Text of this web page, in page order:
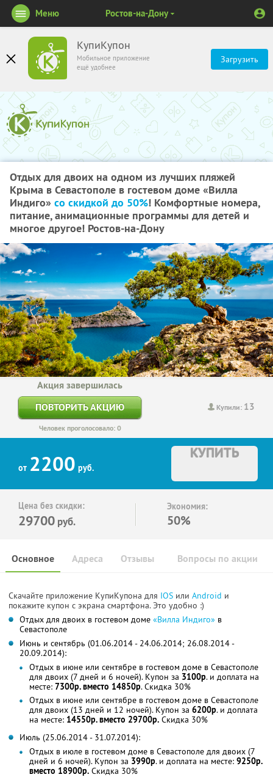
КупиКупон
Мобильное приложение
ещё удобнее
Загрузить
Меню Ростов-на-Дону
Отдых для двоих на одном из лучших пляжей
Крыма в Севастополе в гостевом доме «Вилла
Индиго» со скидкой до 50%! Комфортные номера,
питание, анимационные программы для детей и
многое другое! Ростов-на-Дону
Купили: 13
Акция завершилась
ПОВТОРИТЬ АКЦИЮ
Человек проголосовало: 0
от 2200 руб.
КУПИТЬ
Цена без скидки:
29700 руб.
Экономия:
50%
Основное Отзывы Вопросы по акции
Адреса
Скачайте приложение КупиКупона для IOS или Android и
покажите купон с экрана смартфона. Это удобно :)
Отдых для двоих в гостевом доме «Вилла Индиго» в
Севастополе
Июнь и сентябрь (01.06.2014 - 24.06.2014; 26.08.2014 -
20.09.2014):
Отдых в июне или сентябре в гостевом доме в Севастополе
для двоих (7 дней и 6 ночей). Купон за 3100р. и доплата на
месте: 7300р. вместо 14850р. Скидка 30%
Отдых в июне или сентябре в гостевом доме в Севастополе
для двоих (13 дней и 12 ночей). Купон за 6200р. и доплата
на месте: 14550р. вместо 29700р. Скидка 30%
Июль (25.06.2014 - 31.07.2014):
Отдых в июле в гостевом доме в Севастополе для двоих (7
дней и 6 ночей). Купон за 3990р. и доплата на месте: 9250р.
вместо 18900р. Скидка 30%